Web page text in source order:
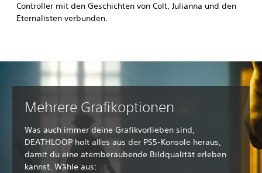
Controller mit den Geschichten von Colt, Julianna und den
Eternalisten verbunden.
Mehrere Grafikoptionen
Was auch immer deine Grafikvorlieben sind,
DEATHLOOP holt alles aus der PS5-Konsole heraus,
damit du eine atemberaubende Bildqualität erleben
kannst. Wähle aus: